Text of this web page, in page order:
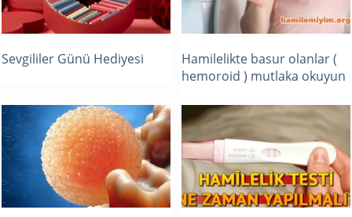
Sevgililer Günü Hediyesi
Hamilelikte basur olanlar (
hemoroid ) mutlaka okuyun